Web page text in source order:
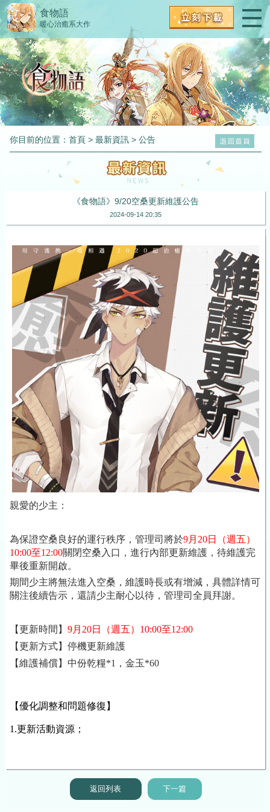
食物語
暖心治癒系大作
你目前的位置：首頁 >最新資訊 >公告
《食物語》9/20空桑更新維護公告
2024-09-14 20:35
親愛的少主：
為保證空桑良好的運行秩序，管理司將於9月20日
（週五）
10:00至12:00關閉空桑入口，進行內部更新維護，待維護完
畢後重新開啟。
期間少主將無法進入空桑，維護時長或有增減，具體詳情可
關注後續告示，還請少主耐心以待，管理司全員拜謝。
【更新時間】9月20日
（週五）10:00至12:00
【更新方式】停機更新維護
【維護補償】中份乾糧*1，金玉*60
【優化調整和問題修復】
1.更新活動資源；
返回列表 下一篇